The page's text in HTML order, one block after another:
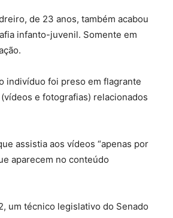
de 23 anos, também acabou
infanto-juvenil. Somente em
indivíduo foi preso em flagrante
e fotografias) relacionados
assistia aos vídeos “apenas por
aparecem no conteúdo
um técnico legislativo do Senado